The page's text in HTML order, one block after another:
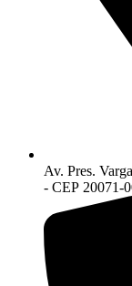
Av. Pres.
- CEP 20071-